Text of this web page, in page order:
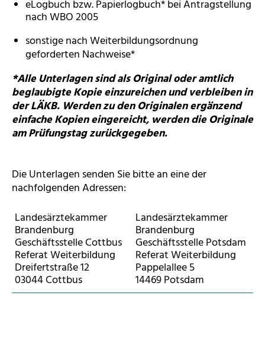
eLogbuch bzw. Papierlogbuch* bei Antragstellung
nach WBO 2005
sonstige nach Weiterbildungsordnung
geforderten Nachweise*
*Alle Unterlagen sind als Original oder amtlich
beglaubigte Kopie einzureichen und verbleiben in
der LÄKB. Werden zu den Originalen ergänzend
einfache Kopien eingereicht, werden die Originale
am Prüfungstag zurückgegeben.
Die Unterlagen senden Sie bitte an eine der
nachfolgenden Adressen:
Landesärztekammer
Brandenburg
Geschäftsstelle Cottbus
Referat Weiterbildung
Dreifertstraße 12
03044 Cottbus
Landesärztekammer
Brandenburg
Geschäftsstelle Potsdam
Referat Weiterbildung
Pappelallee 5
14469 Potsdam